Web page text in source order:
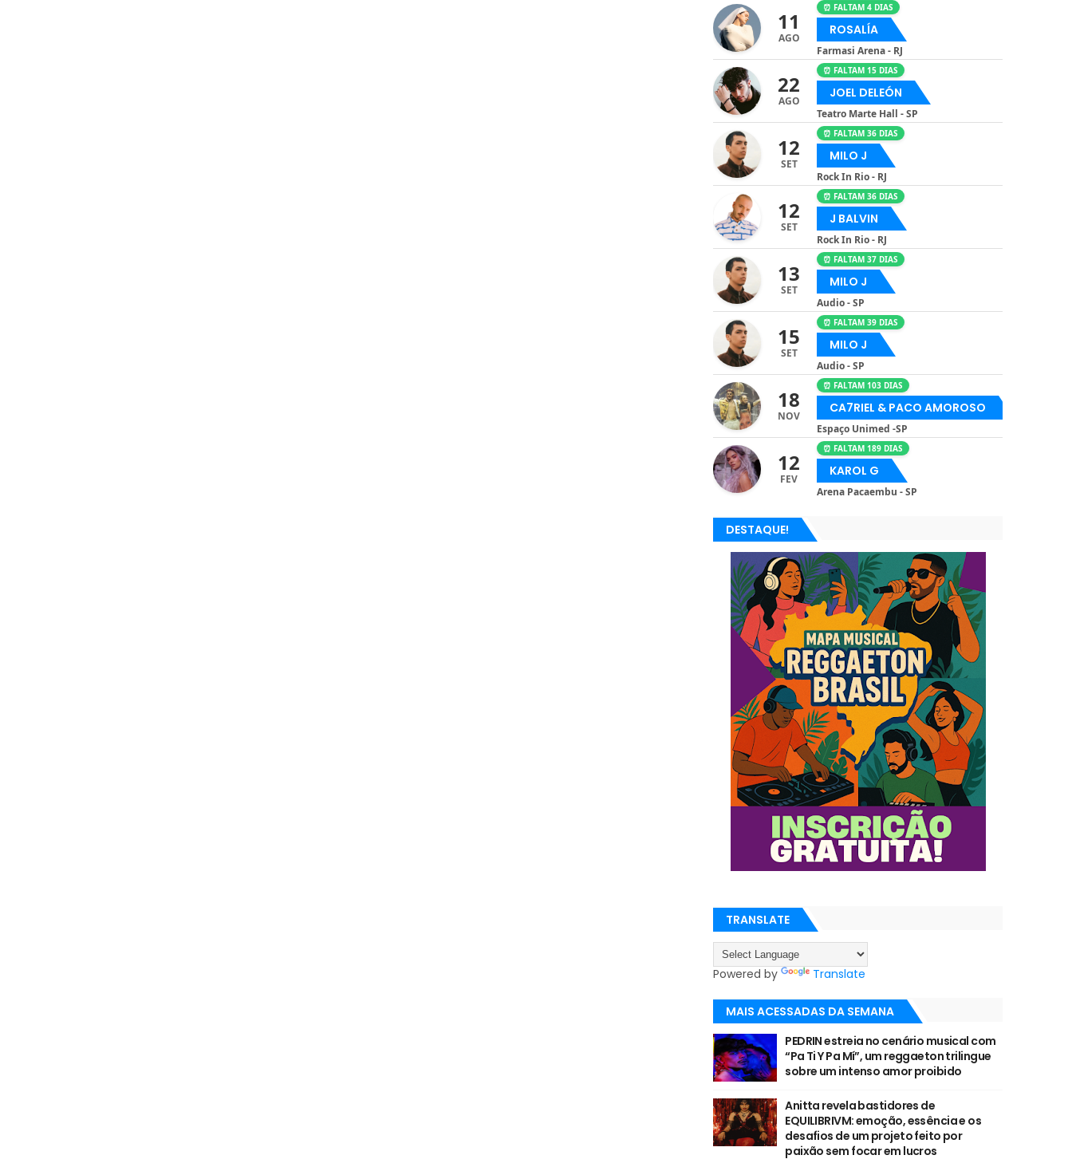
11
AGO
⏰ FALTAM 4 DIAS
ROSALÍA
Farmasi Arena - RJ
22
AGO
⏰ FALTAM 15 DIAS
JOEL DELEÓN
Teatro Marte Hall - SP
12
SET
⏰ FALTAM 36 DIAS
MILO J
Rock In Rio - RJ
12
SET
⏰ FALTAM 36 DIAS
J BALVIN
Rock In Rio - RJ
13
SET
⏰ FALTAM 37 DIAS
MILO J
Audio - SP
15
SET
⏰ FALTAM 39 DIAS
MILO J
Audio - SP
18
NOV
⏰ FALTAM 103 DIAS
CA7RIEL & PACO AMOROSO
Espaço Unimed -SP
12
FEV
⏰ FALTAM 189 DIAS
KAROL G
Arena Pacaembu - SP
DESTAQUE!
TRANSLATE
Powered by Translate
MAIS ACESSADAS DA SEMANA
PEDRIN estreia no cenário musical com
“Pa Ti Y Pa Mí”, um reggaeton trilingue
sobre um intenso amor proibido
Anitta revela bastidores de
EQUILIBRIVM: emoção, essência e os
desafios de um projeto feito por
paixão sem focar em lucros